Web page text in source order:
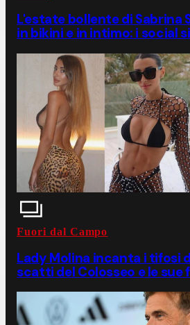
L'estate bollente di Sabrina
in bikini e in intimo: i social
Fuori dal Campo
Lady Molina incanta i tifosi
scatti del Colosseo e le sue